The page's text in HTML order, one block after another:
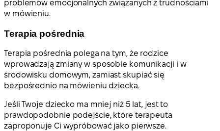
problemów emocjonalnych związanych z trudnościami
w mówieniu.
Terapia pośrednia
Terapia pośrednia polega na tym, że rodzice
wprowadzają zmiany w sposobie komunikacji i w
środowisku domowym, zamiast skupiać się
bezpośrednio na mówieniu dziecka.
Jeśli Twoje dziecko ma mniej niż 5 lat, jest to
prawdopodobnie podejście, które terapeuta
zaproponuje Ci wypróbować jako pierwsze.